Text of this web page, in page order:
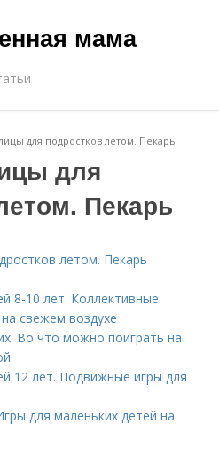
мама
для подростков летом. Пекарь
для
Пекарь
летом. Пекарь
8-10 лет. Коллективные
свежем воздухе
Во что можно поиграть на
12 лет. Подвижные игры для
для маленьких детей на